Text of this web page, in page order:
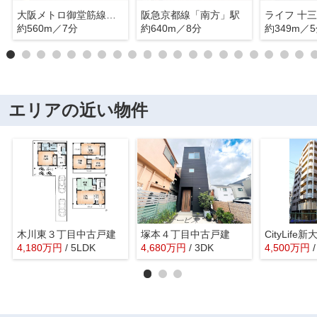
約560m／7分
阪急京都線「南方」駅
約640m／8分
ライフ 十
約349m／
エリアの近い物件
木川東３丁目中古戸建
4,180万円 / 5LDK
塚本４丁目中古戸建
4,680万円 / 3DK 4,500万円